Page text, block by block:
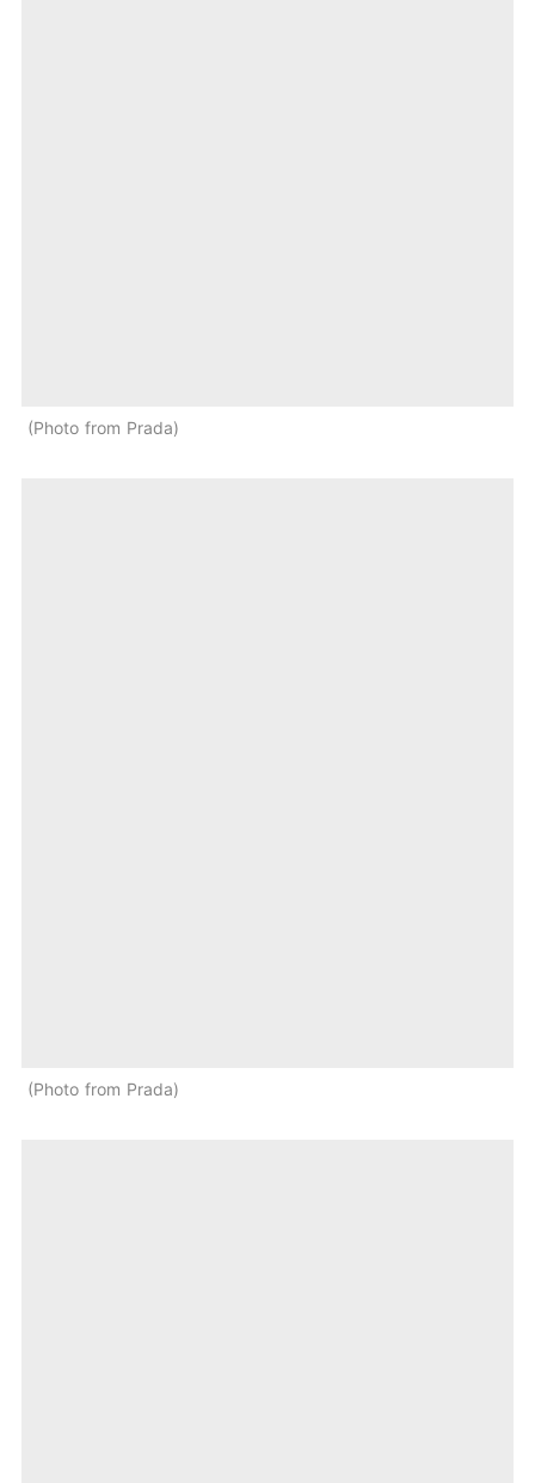
Photo from Prada
Photo from Prada